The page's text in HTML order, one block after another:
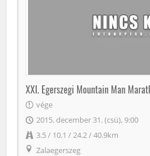
XXI. Egerszegi Mountain Man
vége
2015. december 31. (csü), 9:00
3.5 / 10.1 / 24.2 / 40.9km
Zalaegerszeg